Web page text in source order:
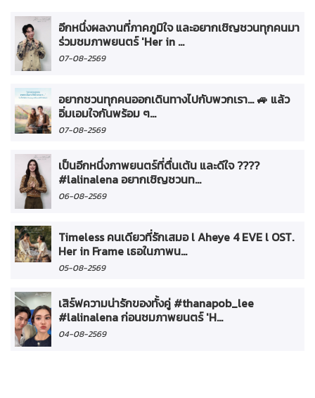
อีกหนึ่งผลงานที่ภาคภูมิใจ และอยากเชิญชวนทุกคนมา
ร่วมชมภาพยนตร์ 'Her in ...
07-08-2569
อยากชวนทุกคนออกเดินทางไปกับพวกเรา... 🚙 แล้ว
อิ่มเอมใจกันพร้อม ๆ...
07-08-2569
เป็นอีกหนึ่งภาพยนตร์ที่ตื่นเต้น และดีใจ ????
#lalinalena อยากเชิญชวนท...
06-08-2569
Timeless คนเดียวที่รักเสมอ l Aheye 4 EVE l OST.
Her in Frame เธอในภาพน...
05-08-2569
เสิร์ฟความน่ารักของทั้งคู่ #thanapob_lee
#lalinalena ก่อนชมภาพยนตร์ 'H...
04-08-2569